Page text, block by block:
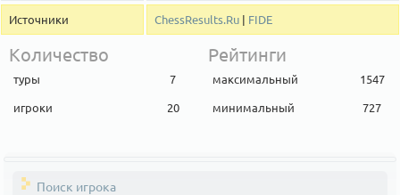
Источники ChessResults.Ru | FIDE
Количество
туры
7
игроки
20
Рейтинги
максимальный
1547
минимальный
727
Поиск игрока